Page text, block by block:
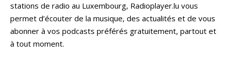
stations de radio au Luxembourg, Radioplayer.lu vous
permet d’écouter de la musique, des actualités et de vous
abonner à vos podcasts préférés gratuitement, partout et
à tout moment.